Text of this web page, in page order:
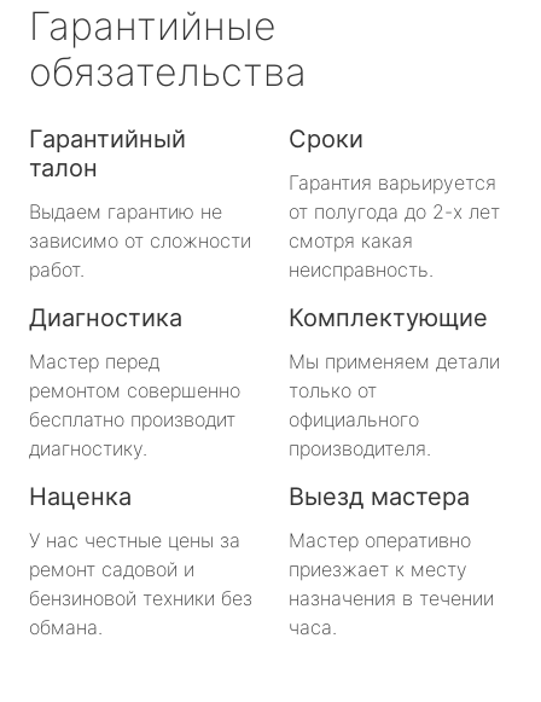
Гарантийные
обязательства
Гарантийный
талон
Выдаем гарантию не
зависимо от сложности
работ.
Сроки
Гарантия варьируется
от полугода до 2-х лет
смотря какая
неисправность.
Диагностика
Мастер перед
ремонтом совершенно
бесплатно производит
диагностику.
Комплектующие
Мы применяем детали
только от
официального
производителя.
Наценка
У нас честные цены за
ремонт садовой и
бензиновой техники без
обмана.
Выезд мастера
Мастер оперативно
приезжает к месту
назначения в течении
часа.